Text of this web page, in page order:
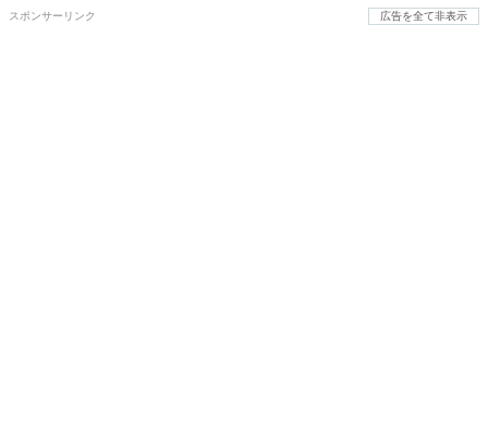
スポンサーリンク 広告を全て非表示